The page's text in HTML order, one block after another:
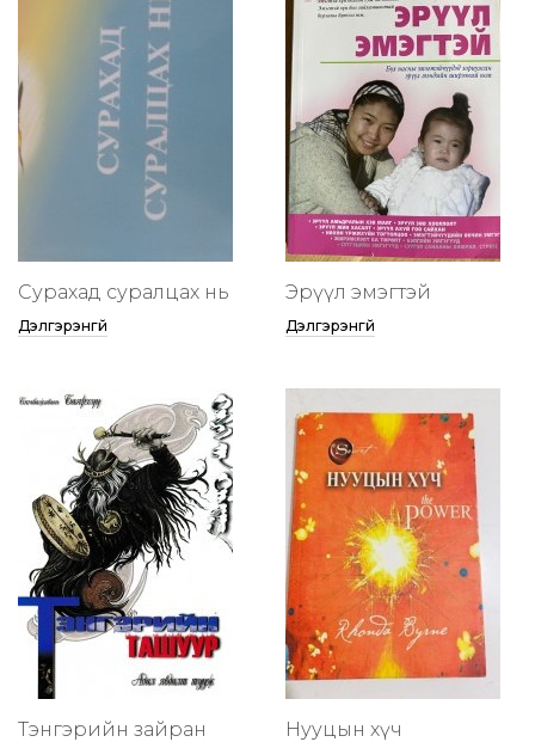
Сурахад суралцах нь
Дэлгэрэнгүй
Эрүүл эмэгтэй
Дэлгэрэнгүй
Тэнгэрийн зайран Нууцын хүч